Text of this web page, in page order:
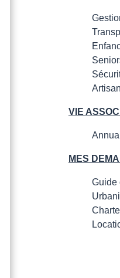
VIE
MES
Guide